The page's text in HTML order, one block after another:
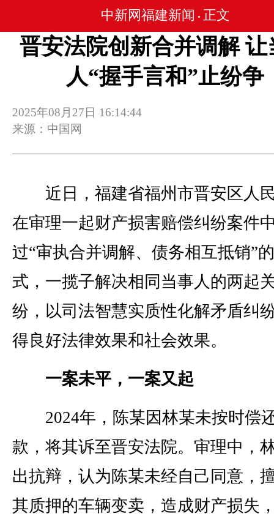
中新网福建新闻 • 正文
晋安法院创新合并调解 让
人“握手言和”止纷争
2025年08月27日 16:14:44
来源：中国网
近日，福建省福州市晋安区人
在审理一起财产损害赔偿纠纷案件
过“审执合并调解、债务相互抵销”
式，一揽子解决相同当事人的两起
纷，以司法智慧实质性化解矛盾纠
得良好法律效果和社会效果。
一案未平，一案又起
2024年，陈某因林某未按时偿
款，将其诉至晋安法院。审理中，
出抗辩，认为陈某未经自己同意，
其质押的车辆变卖，造成财产损失